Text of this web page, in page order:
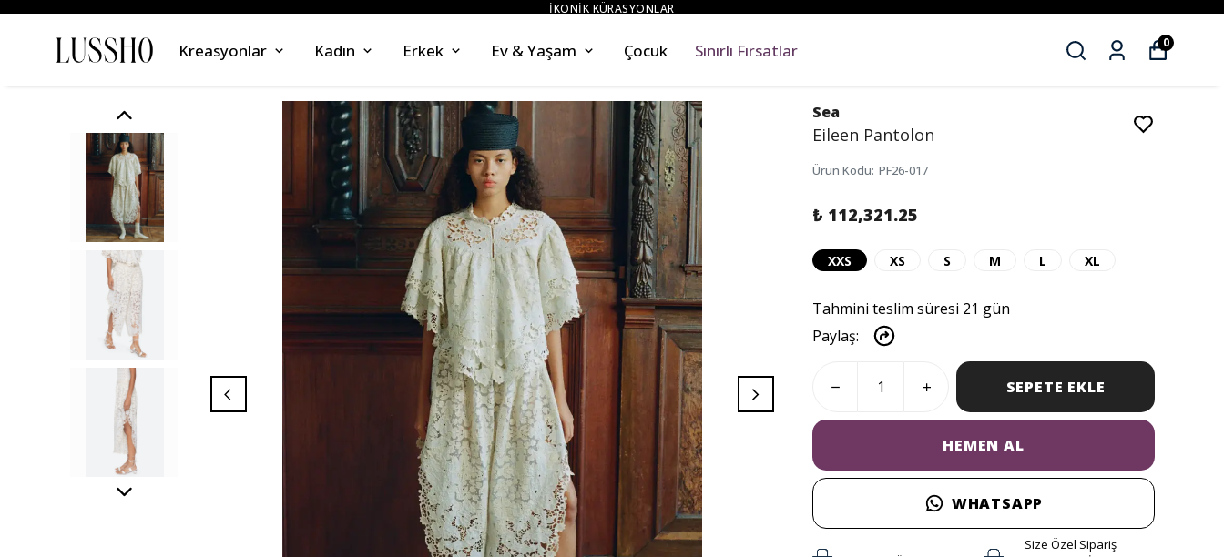
ZAHMETSİZ STİL
Kreasyonlar Kadın Erkek Ev & Yaşam Çocuk Sınırlı Fırsatlar 0
Sea
Eileen Pantolon
Ürün Kodu: PF26-017
₺ 112,321.25
XXS XS S M L XL
Tahmini teslim süresi 21 gün
Paylaş:
SEPETE EKLE
HEMEN AL
WHATSAPP
Size Özel Sipariş